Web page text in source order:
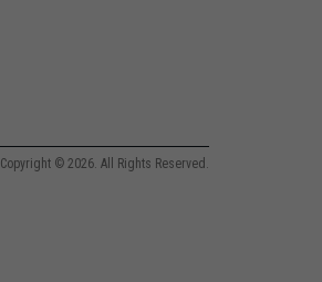
Copyright © 2026. All Rights Reserved.